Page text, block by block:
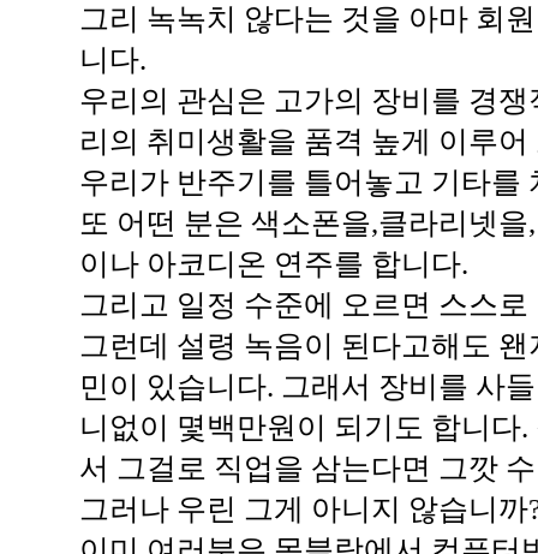
그리 녹녹치 않다는 것을 아마 회
니다.
우리의 관심은 고가의 장비를 경
리의 취미생활을 품격 높게 이루
우리가 반주기를 틀어놓고 기타를
또 어떤 분은 색소폰을,클라리넷
이나 아코디온 연주를 합니다.
그리고 일정 수준에 오르면 스스
그런데 설령 녹음이 된다고해도
민이 있습니다. 그래서 장비를 사
니없이 몇백만원이 되기도 합니다
서 그걸로 직업을 삼는다면 그깟
그러나 우린 그게 아니지 않습니까